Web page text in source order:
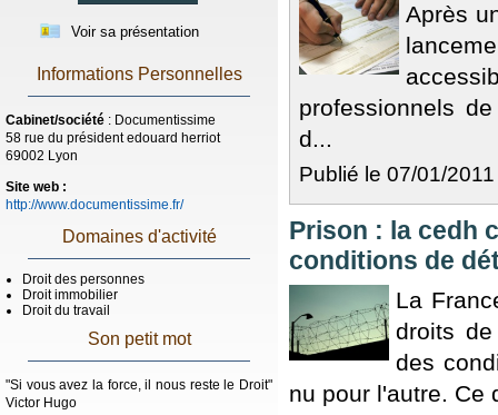
Voir sa présentation
Informations Personnelles
Cabinet/société : Documentissime
58 rue du président edouard herriot
69002 Lyon
Site web :
http://www.documentissime.fr/
Domaines d'activité
Droit des personnes
Droit immobilier
Droit du travail
Son petit mot
"Si vous avez la force, il nous reste le Droit"
Victor Hugo
Après
professionnels
d...
Publié le 07/01/
Prison : la cedh
conditions de
La
droits
des
nu pour l'autre. Ce